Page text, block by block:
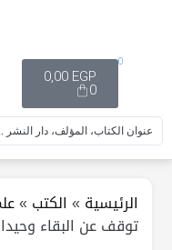
0
0,00 EGP
0
الرئيسية » الكتب »
توقف عن البقاء وحيدا